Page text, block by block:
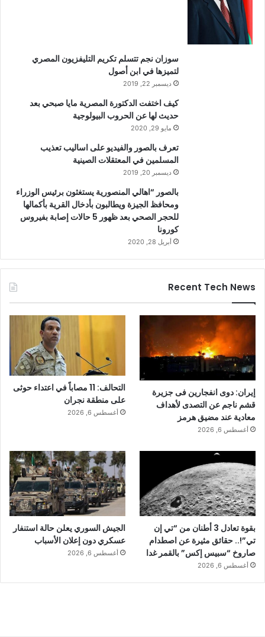
سوزان نجم تتسلم تكريم التليفزيون المصري
لتميزها في ابن أصول
ديسمبر 22, 2019
كيف اختفت الدكتورة المصرية مايا صبحي بعد
حديث لها عن الحروب البيولوجية
مايو 29, 2020
تعرف بالصور والفيديو على اساليب تعذيب
المسلمين في المعتقلات الصينية
ديسمبر 20, 2019
بالصور “اهالي المنصورية يستغثون برئيس الوزراء
ومحافظ الجيزة ويطالبون بأدخال القرية بأكمالها
للحجر الصحي بعد ظهور 5 حالات إصابة بفيروس
كورونا
أبريل 28, 2020
Recent Tech News
إيران: دوى انفجارين فى جزيرة
قشم ناجم عن التصدى لأهداف
معادية عند مضيق هرمز
أغسطس 6, 2026
التحالف: 11 مصاباً في اعتداء حوثى
على منطقة نجران
أغسطس 6, 2026
بقوة تعادل 3 أطنان من “تي إن
تي”!.. حقائق مثيرة عن اصطدام
صاروخ “سبيس إكس” بالقمر غدا
أغسطس 6, 2026
الجيش السوري يعلن حالة استنفار
عسكري دون إعلان الأسباب
أغسطس 6, 2026